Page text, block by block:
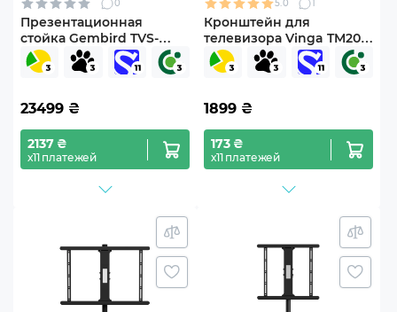
0
Презентационная
стойка Gembird TVS-
100T-01
23499 ₴
2137 ₴
х11 платежей
5.0 1
Кронштейн для
телевизора Vinga TM20-
8651 43"-90" с наклоном
1899 ₴
173 ₴
х11 платежей